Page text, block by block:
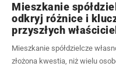
Mieszkanie
odkryj różnice i
przyszłych
Mieszkanie spółdzielcze
złożona kwestia, niż wielu